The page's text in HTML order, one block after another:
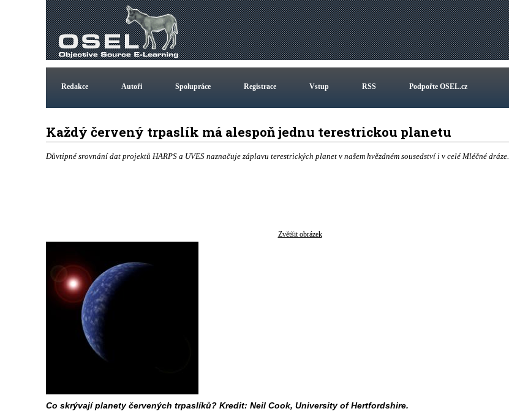
Redakce Autoři Spolupráce Registrace Vstup RSS Podpořte OSEL.cz
Každý červený trpaslík má alespoň jednu terestrickou planetu
Důvtipné srovnání dat projektů HARPS a UVES naznačuje záplavu terestrických planet v našem hvězdném sousedství i v celé Mléčné dráze.
Zvětšit obrázek
Co skrývají planety červených trpaslíků? Kredit: Neil Cook, University of Hertfordshire.